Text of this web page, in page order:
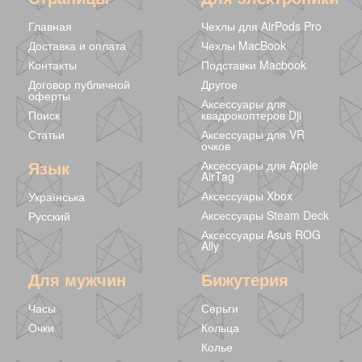
Silver
233 грн
Главная
Доставка и оплата
Контакты
Договор публичной
оферты
Поиск
Статьи
Язык
Українська
Русский
Чехлы для AirPods Pro
Чехлы MacBook
Подставки Macbook
Другое
Аксессуары для
квадрокоптеров Dji
Аксессуары для VR
очков
Аксессуары для Apple
AirTag
Аксессуары Xbox
Аксессуары Steam Deck
Аксессуары Asus ROG
Ally
Для мужчин
Часы
Очки
Бижутерия
Серьги
Кольца
Колье